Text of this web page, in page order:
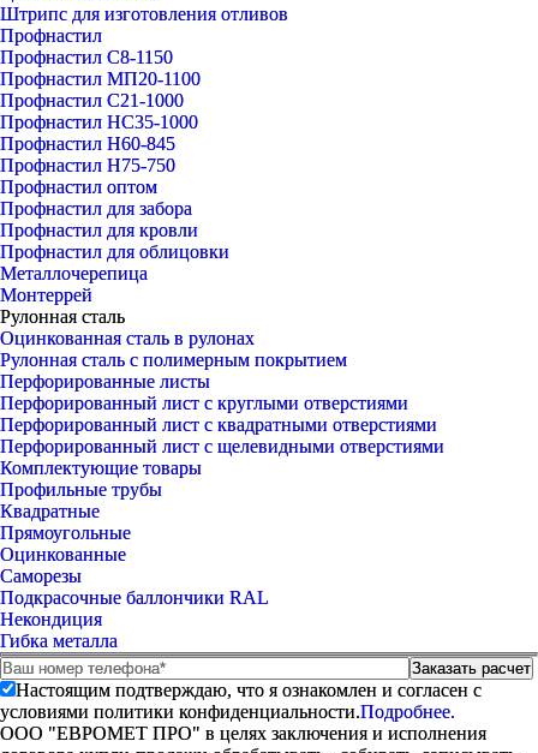
Штрипс для изготовления отливов
Профнастил
Профнастил С8-1150
Профнастил МП20-1100
Профнастил С21-1000
Профнастил НС35-1000
Профнастил Н60-845
Профнастил Н75-750
Профнастил оптом
Профнастил для забора
Профнастил для кровли
Профнастил для облицовки
Металлочерепица
Монтеррей
Рулонная сталь
Оцинкованная сталь в рулонах
Рулонная сталь с полимерным покрытием
Перфорированные листы
Перфорированный лист с круглыми отверстиями
Перфорированный лист с квадратными отверстиями
Перфорированный лист с щелевидными отверстиями
Комплектующие товары
Профильные трубы
Квадратные
Прямоугольные
Оцинкованные
Саморезы
Подкрасочные баллончики RAL
Некондиция
Гибка металла
Настоящим подтверждаю, что я ознакомлен и согласен с
условиями политики конфиденциальности.Подробнее.
ООО "ЕВРОМЕТ ПРО" в целях заключения и исполнения